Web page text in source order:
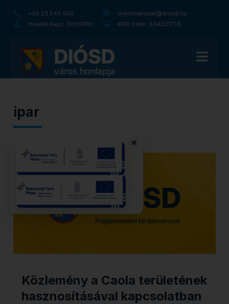
×
+36 23 545 550
onkormanyzat@diosd.hu
Hivatali Kapu: DIOSDPH
KRID szám: 604321736
ipar
Közlemény a Caola területének
hasznosításával kapcsolatban